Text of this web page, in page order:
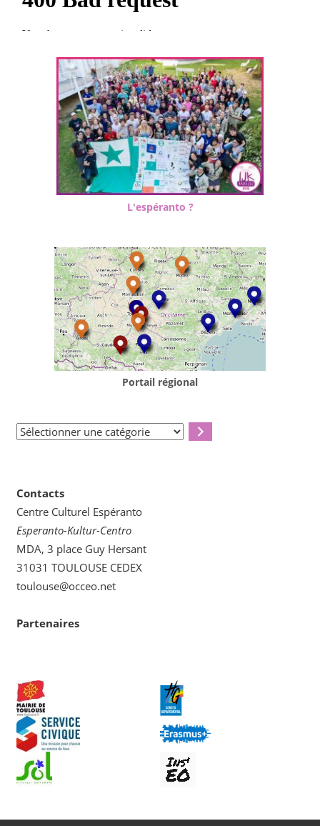
L'espéranto ?
Portail régional
Sélectionner
Contacts
Centre Culturel Espéranto
Esperanto-Kultur-Centro
MDA, 3 place Guy Hersant
31031 TOULOUSE CEDEX
toulouse@occeo.net
Partenaires